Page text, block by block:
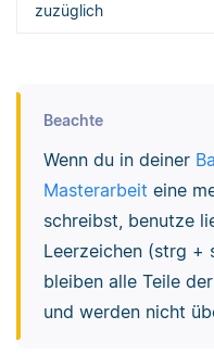
zuzüglich
Beachte
Wenn du in deiner
Masterarbeit eine
schreibst, benutze
Leerzeichen (strg +
bleiben alle Teile
und werden nicht